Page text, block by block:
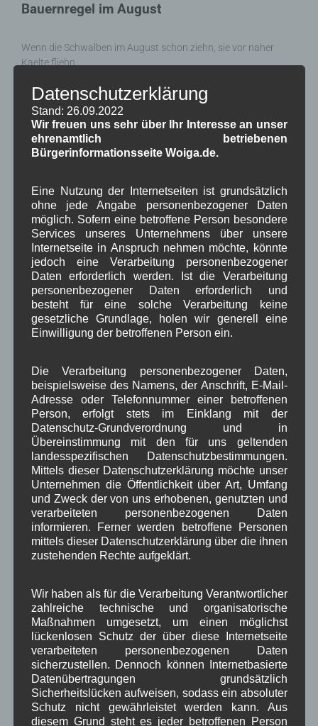
Bauernregel im August
Wenn die Schwalben im August schon ziehn, sie vor naher
Kaelte fliehn.
Neueste Kommentare
WBEbeiÜber uns
Gerd ErfertbeiÜber uns
Beitragsarchiv
August 2026(2)
Juli 2026(9)
Juni 2026(4)
Mai 2026(11)
April 2026(8)
Februar 2026(6)
Januar 2026(8)
Dezember 2025(14)
November 2025(5)
Oktober 2025(8)
September 2025(5)
August 2025(2)
Juli 2025(9)
Juni 2025(7)
Mai 2025(3)
April 2025(8)
März 2025(5)
Februar 2025(9)
Januar 2025(8)
November 2024(14)
Oktober 2024(10)
September 2024(8)
August 2024(2)
Juli 2024(9)
Juni 2024(4)
Mai 2024(4)
April 2024(5)
März 2024
(4)
Datenschutzerklärung
Stand: 26.09.2022
Wir freuen uns sehr über Ihr Interesse an unser
ehrenamtlich betriebenen
Bürgerinformationsseite Woiga.de.
Eine Nutzung der Internetseiten ist grundsätzlich
ohne jede Angabe personenbezogener Daten
möglich. Sofern eine betroffene Person besondere
Services unseres Unternehmens über unsere
Internetseite in Anspruch nehmen möchte, könnte
jedoch eine Verarbeitung personenbezogener
Daten erforderlich werden. Ist die Verarbeitung
personenbezogener Daten erforderlich und
besteht für eine solche Verarbeitung keine
gesetzliche Grundlage, holen wir generell eine
Einwilligung der betroffenen Person ein.
Die Verarbeitung personenbezogener Daten,
beispielsweise des Namens, der Anschrift, E-Mail-
Adresse oder Telefonnummer einer betroffenen
Person, erfolgt stets im Einklang mit der
Datenschutz-Grundverordnung und in
Übereinstimmung mit den für uns geltenden
landesspezifischen Datenschutzbestimmungen.
Mittels dieser Datenschutzerklärung möchte unser
Unternehmen die Öffentlichkeit über Art, Umfang
und Zweck der von uns erhobenen, genutzten und
verarbeiteten personenbezogenen Daten
informieren. Ferner werden betroffene Personen
mittels dieser Datenschutzerklärung über die ihnen
zustehenden Rechte aufgeklärt.
Wir haben als für die Verarbeitung Verantwortlicher
zahlreiche technische und organisatorische
Maßnahmen umgesetzt, um einen möglichst
lückenlosen Schutz der über diese Internetseite
verarbeiteten personenbezogenen Daten
sicherzustellen. Dennoch können Internetbasierte
Datenübertragungen grundsätzlich
Sicherheitslücken aufweisen, sodass ein absoluter
Schutz nicht gewährleistet werden kann. Aus
diesem Grund steht es jeder betroffenen Person